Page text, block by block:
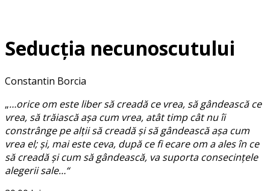
Seducția necunoscutului
Constantin Borcia
„…orice om este liber să creadă ce vrea, să gândească ce
vrea, să trăiască aşa cum vrea, atât timp cât nu îi
constrânge pe alţii să creadă şi să gândească aşa cum
vrea el; şi, mai este ceva, după ce fi ecare om a ales în ce
să creadă şi cum să gândească, va suporta consecinţele
alegerii sale…“